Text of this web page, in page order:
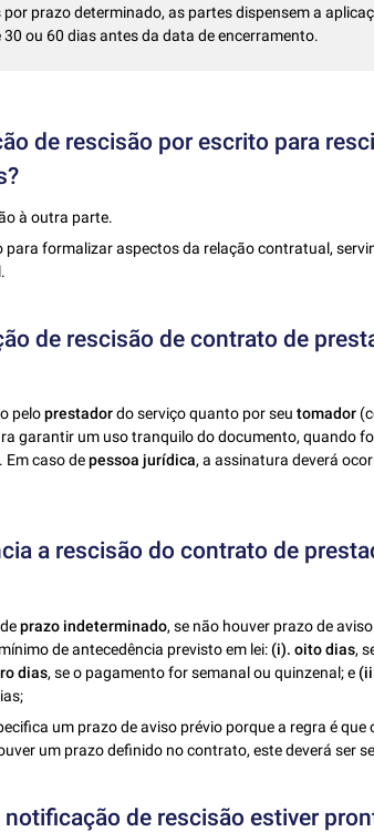
prazo determinado, as partes dispensem a
ou 60 dias antes da data de encerramento.
de rescisão por escrito para
à outra parte.
formalizar aspectos da relação contratual,
de rescisão de contrato de
peloprestadordo serviço quanto por seutomador
garantir um uso tranquilo do documento, quando
. Em caso depessoa jurídica, a assinatura deverá
a rescisão do contrato de
prazo indeterminado, se não houver prazo de
de antecedência previsto em lei:(i). oito dias,
dias, se o pagamento for semanal ou quinzenal; e
um prazo de aviso prévio porque a regra é
um prazo definido no contrato, este deverá ser
de rescisão estiver